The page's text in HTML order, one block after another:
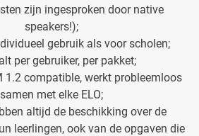
zijn ingesproken door native
speakers!);
gebruik als voor scholen;
per gebruiker, per pakket;
1.2 compatible, werkt probleemloos
samen met elke ELO;
altijd de beschikking over de
leerlingen, ook van de opgaven die